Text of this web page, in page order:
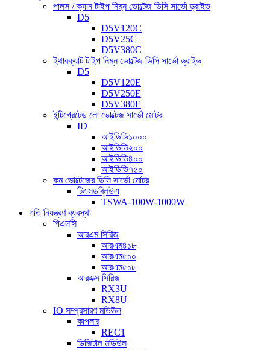
পালস / ক্যান টাইপ নিম্ন ভোল্টেজ ডিসি সার্ভো ড্রাইভ
D5
D5V120C
D5V25C
D5V380C
ইথারক্যাট টাইপ নিম্ন ভোল্টেজ ডিসি সার্ভো ড্রাইভ
D5
D5V120E
D5V250E
D5V380E
ইন্টিগ্রেটেড লো ভোল্টেজ সার্ভো মোটর
ID
আইডিভি১০০০
আইডিভি২০০
আইডিভি৪০০
আইডিভি৭৫০
কম ভোল্টেজের ডিসি সার্ভো মোটর
টিএসডব্লিউএ
TSWA-100W-1000W
গতি নিয়ন্ত্রণ ব্যবস্থা
পিএলসি
আরএম সিরিজ
আরএম৪১৮
আরএম৫১০
আরএম৫১৮
আরএক্স সিরিজ
RX3U
RX8U
IO সম্প্রসারণ মডিউল
কাপলার
REC1
ডিজিটাল মডিউল